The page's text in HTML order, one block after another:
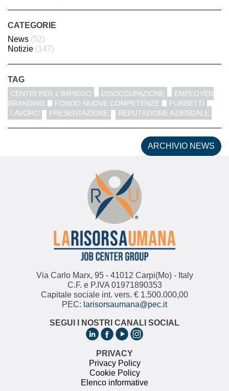
CATEGORIE
News (52)
Notizie (147)
TAG
CENTRI PER L'IMPIEGO DISOCCUPAZIONE
EMPLOYER
BRANDING
FONDO NUOVE COMPETENZE
FURBETTI
LAVORO
PRESENTAZIONE REPUTAZIONE AZIENDALE
ARCHIVIO NEWS
Via Carlo Marx, 95 - 41012 Carpi(Mo) - Italy
C.F. e P.IVA 01971890353
Capitale sociale int. vers. € 1.500.000,00
PEC: larisorsaumana@pec.it
SEGUI I NOSTRI CANALI SOCIAL
PRIVACY
Privacy Policy
Cookie Policy
Elenco informative